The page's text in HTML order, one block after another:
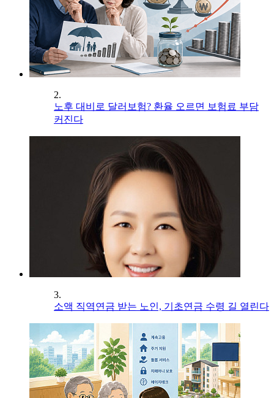
2.
노후 대비로 달러보험? 환율 오르면 보험료 부담
커진다
3.
소액 직역연금 받는 노인, 기초연금 수령 길 열린다